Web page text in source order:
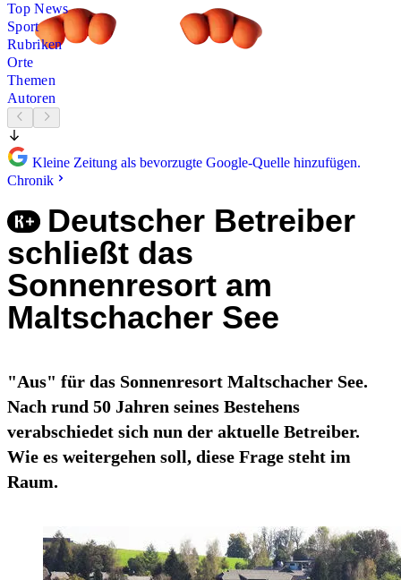
Top News
Sport
Rubriken
Orte
Themen
Autoren
Kleine Zeitung als bevorzugte Google-Quelle hinzufügen.
Chronik
Deutscher Betreiber
schließt das
Sonnenresort am
Maltschacher See
"Aus" für das Sonnenresort Maltschacher See.
Nach rund 50 Jahren seines Bestehens
verabschiedet sich nun der aktuelle Betreiber.
Wie es weitergehen soll, diese Frage steht im
Raum.